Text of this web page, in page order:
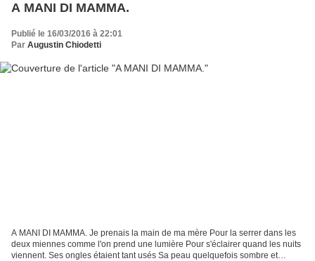
A MANI DI MAMMA.
Publié le 16/03/2016 à 22:01
Par Augustin Chiodetti
A MANI DI MAMMA. Je prenais la main de ma mère Pour la serrer dans les
deux miennes comme l'on prend une lumière Pour s'éclairer quand les nuits
viennent. Ses ongles étaient tant usés Sa peau quelquefois sombre et